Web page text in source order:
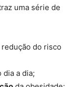
uma série de
redução do risco
a dia;